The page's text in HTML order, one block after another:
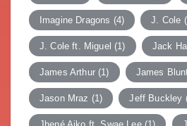
Imagine Dragons (4) J. Cole
J. Cole ft. Miguel (1) Jack
James Arthur(1) James
Jason Mraz (1) Jeff Buckley